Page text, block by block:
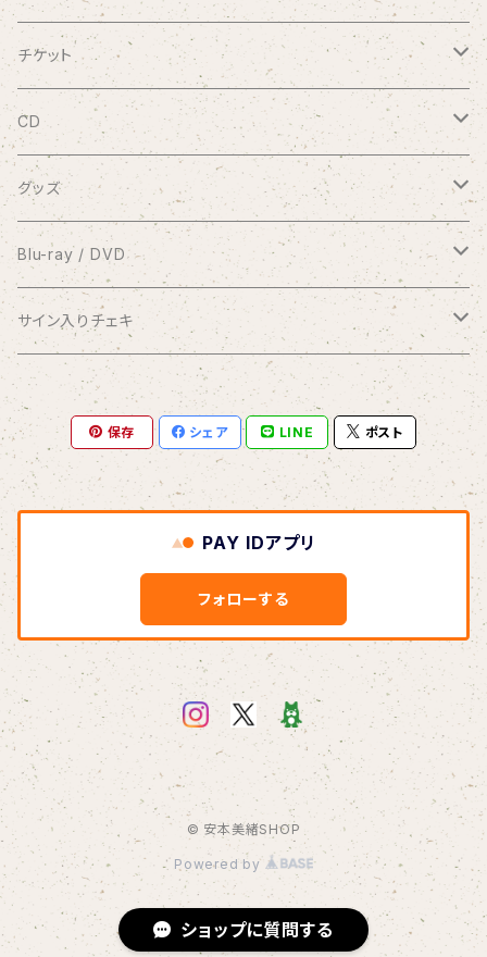
チケット
9/20 10周年記念コンサート渋谷プレジャープレジャー
有料配信ライブ
1coin配信 クラブ美緒
過去の録画ライブ視聴チケット
1/8 弦カルテットコンサート at 横浜mint hall
CD
シングル
おやすみなさい
花束をあなたに
Piano Letter
ミニアルバム
アナスタシア
明日が聴こえる
selene
フルアルバム
Meditation
写真集つきシングル
アナスタシア（初期ver.）
この夏よ、永遠に
コンピレーションアルバム
Link
グッズ
ブロマイド
10周年メモリアルフォトブック
クリアファイル
缶バッジ
オーダーメイド絵手紙
リクエストイラスト
ステッカー
うちわ
マスク
トートバッグ
Tシャツ
Blu-ray / DVD
2017.7.2 渋谷プレジャープレジャー
Blu-ray
Blu-ray＆DVDセット
2020.9.20 andante〜your songs〜
Blu-ray
DVD
2021.1.11 渋谷プレジャープレジャー
Blu-ray
2021.1.11 密着ドキュメンタリー映像
2023.1.8 andante〜Quartet〜
2023.1.8 密着ドキュメンタリー映像
サイン入りチェキ
おうちde MIO LIVE
闇チェキ
1/11 ホールコンサート衣装チェキ
保存 シェア LINE ポスト
PAY IDアプリ
フォローする
© 安本美緒SHOP
Powered by
ショップに質問する